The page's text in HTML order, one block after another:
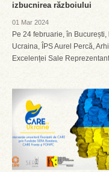
izbucnirea războiului
01 Mar 2024
Pe 24 februarie, în
Ucraina, ÎPS Aurel Percă,
Excelenței Sale